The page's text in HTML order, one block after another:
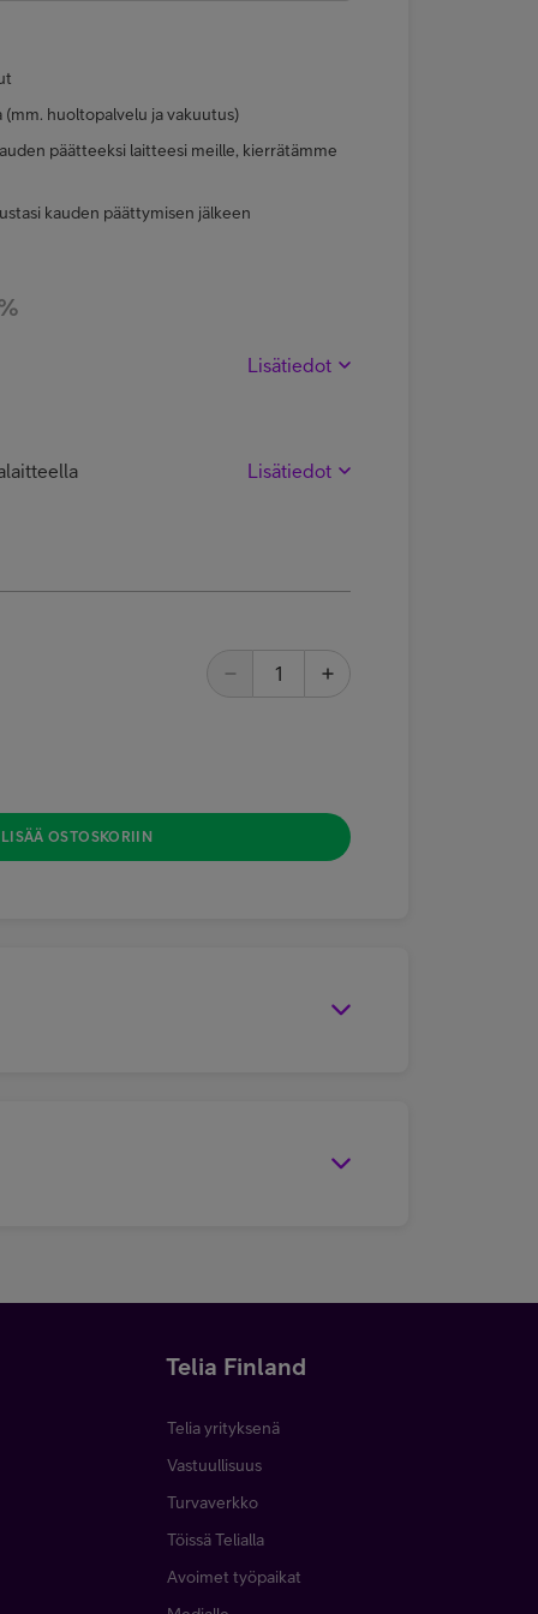
(mm. huoltopalvelu ja vakuutus)
päätteeksi laitteesi meille, kierrätämme
kauden päättymisen jälkeen
Lisätiedot
Lisätiedot
LISÄÄ OSTOSKORIIN
Telia Finland
Telia yrityksenä
Vastuullisuus
Turvaverkko
Töissä Telialla
Avoimet työpaikat